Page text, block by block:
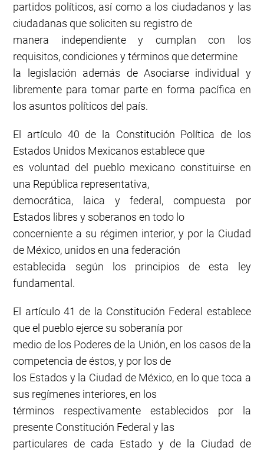
partidos políticos, así como a los ciudadanos y las
ciudadanas que soliciten su registro de
manera independiente y cumplan con los
requisitos, condiciones y términos que determine
la legislación además de Asociarse individual y
libremente para tomar parte en forma pacífica en
los asuntos políticos del país.
El artículo 40 de la Constitución Política de los
Estados Unidos Mexicanos establece que
es voluntad del pueblo mexicano constituirse en
una República representativa,
democrática, laica y federal, compuesta por
Estados libres y soberanos en todo lo
concerniente a su régimen interior, y por la Ciudad
de México, unidos en una federación
establecida según los principios de esta ley
fundamental.
El artículo 41 de la Constitución Federal establece
que el pueblo ejerce su soberanía por
medio de los Poderes de la Unión, en los casos de la
competencia de éstos, y por los de
los Estados y la Ciudad de México, en lo que toca a
sus regímenes interiores, en los
términos respectivamente establecidos por la
presente Constitución Federal y las
particulares de cada Estado y de la Ciudad de